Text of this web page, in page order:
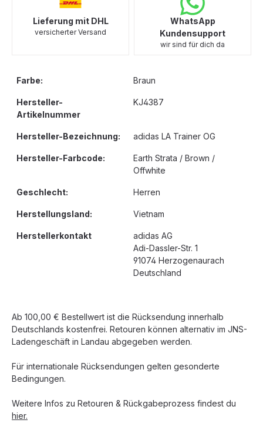
Lieferung mit DHL
versicherter Versand
WhatsApp
Kundensupport
wir sind für dich da
Farbe: Braun
Hersteller-
Artikelnummer
KJ4387
Hersteller-Bezeichnung: adidas LA Trainer OG
Hersteller-Farbcode:
Earth Strata / Brown /
Offwhite
Geschlecht: Herren
Herstellungsland: Vietnam
Herstellerkontakt
adidas AG
Adi-Dassler-Str. 1
91074 Herzogenaurach
Deutschland
Ab 100,00 € Bestellwert ist die Rücksendung innerhalb
Deutschlands kostenfrei. Retouren können alternativ im JNS-
Ladengeschäft in Landau abgegeben werden.
Für internationale Rücksendungen gelten gesonderte
Bedingungen.
Weitere Infos zu Retouren & Rückgabeprozess findest du
hier.